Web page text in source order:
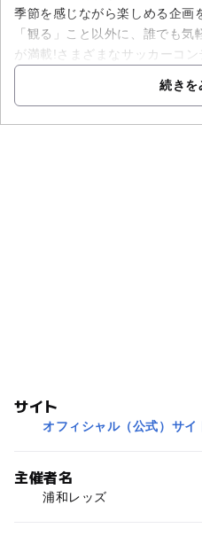
季節を感じながら楽しめる企画
「観る」こと以外に、誰でも
が満載!さまざまなサッカーコン
続きを
サイト
オフィシャル（公式）サイ
主催者名
浦和レッズ